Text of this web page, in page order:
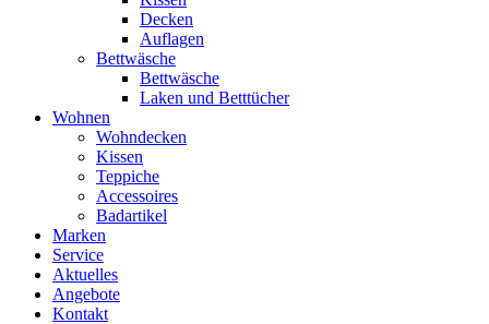
Decken
Auflagen
Bettwäsche
Bettwäsche
Laken und Betttücher
Wohnen
Wohndecken
Kissen
Teppiche
Accessoires
Badartikel
Marken
Service
Aktuelles
Angebote
Kontakt